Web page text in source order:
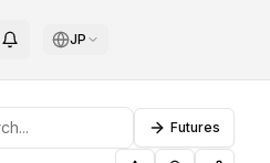
JP
レジスタンスレベル:
Futures